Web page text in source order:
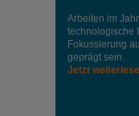
Arbeiten im
technologische
Fokussierung
geprägt sein.
Jetzt